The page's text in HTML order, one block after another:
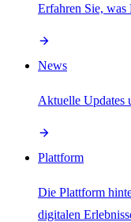
Erfahren Sie, was
News
Aktuelle Updates
Plattform
Die Plattform
digitalen